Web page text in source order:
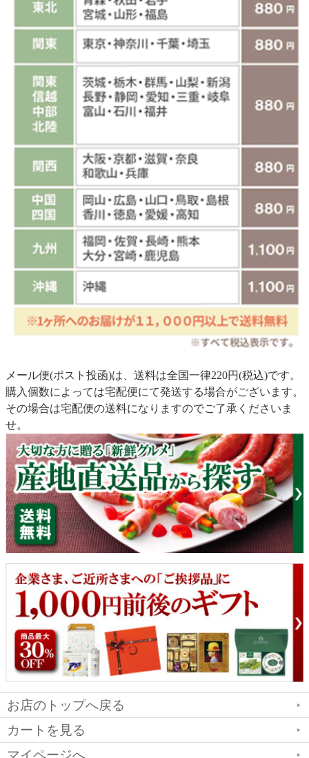
メール便(ポスト投函)は、送料は全国一律220円(税込)です。
購入個数によっては宅配便にて発送する場合がございます。
その場合は宅配便の送料になりますのでご了承くださいま
せ。
お店のトップへ戻る
カートを見る
マイページへ